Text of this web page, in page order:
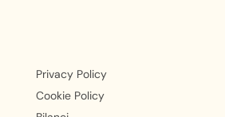
Privacy Policy
Cookie Policy